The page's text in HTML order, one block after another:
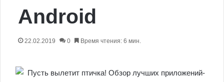
Android
22.02.2019 0 Время чтения: 6 мин.